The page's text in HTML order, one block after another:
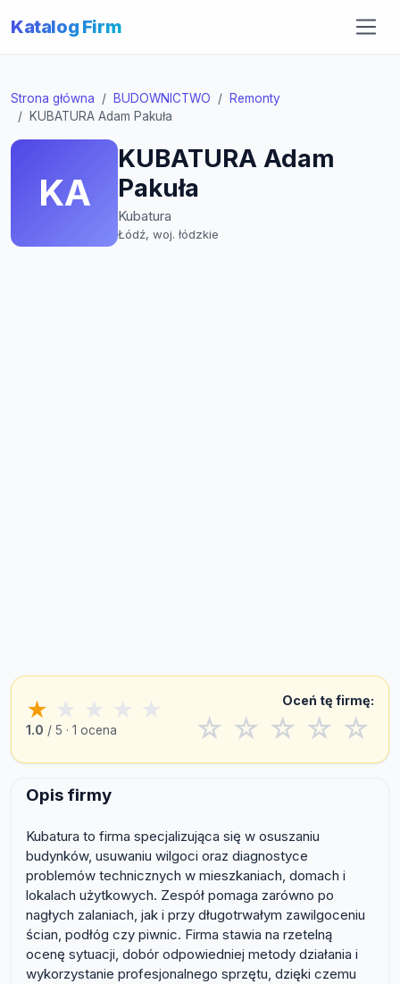
Katalog Firm
Strona główna BUDOWNICTWO
Remonty
KUBATURA Adam Pakuła
KA
KUBATURA Adam
Pakuła
Kubatura
Łódź, woj. łódzkie
★ ★ ★ ★ ★
1.0 / 5 · 1 ocena
Oceń tę firmę:
☆ ☆ ☆ ☆ ☆
Opis firmy
Kubatura to firma specjalizująca się w osuszaniu
budynków, usuwaniu wilgoci oraz diagnostyce
problemów technicznych w mieszkaniach, domach i
lokalach użytkowych. Zespół pomaga zarówno po
nagłych zalaniach, jak i przy długotrwałym zawilgoceniu
ścian, podłóg czy piwnic. Firma stawia na rzetelną
ocenę sytuacji, dobór odpowiedniej metody działania i
wykorzystanie profesjonalnego sprzętu, dzięki czemu